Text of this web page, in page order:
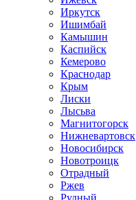
Иркутск
Ишимбай
Камышин
Каспийск
Кемерово
Краснодар
Крым
Лиски
Лысьва
Магнитогорск
Нижневартовск
Новосибирск
Новотроицк
Отрадный
Ржев
Рудный